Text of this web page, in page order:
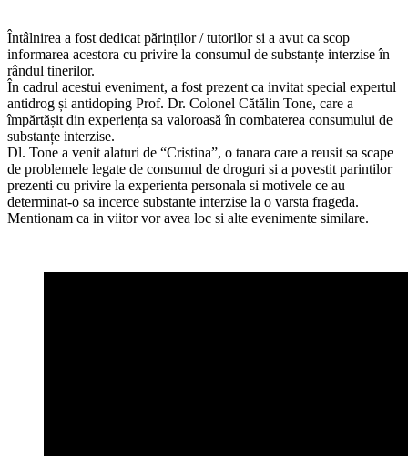
Întâlnirea a fost dedicat părinților / tutorilor si a avut ca scop
informarea acestora cu privire la consumul de substanțe interzise în
rândul tinerilor.
În cadrul acestui eveniment, a fost prezent ca invitat special expertul
antidrog și antidoping Prof. Dr. Colonel Cătălin Tone, care a
împărtășit din experiența sa valoroasă în combaterea consumului de
substanțe interzise.
Dl. Tone a venit alaturi de “Cristina”, o tanara care a reusit sa scape
de problemele legate de consumul de droguri si a povestit parintilor
prezenti cu privire la experienta personala si motivele ce au
determinat-o sa incerce substante interzise la o varsta frageda.
Mentionam ca in viitor vor avea loc si alte evenimente similare.